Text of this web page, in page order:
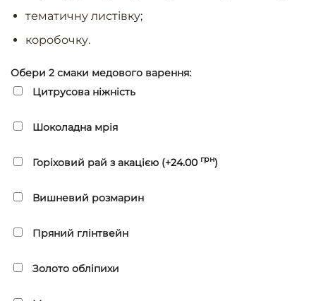
тематичну листівку;
коробочку.
Обери 2 смаки медового варення:
Цитрусова ніжність
Шоколадна мрія
Горіховий рай з акацією (+24.00 грн)
Вишневий розмарин
Пряний глінтвейн
Золото обліпихи